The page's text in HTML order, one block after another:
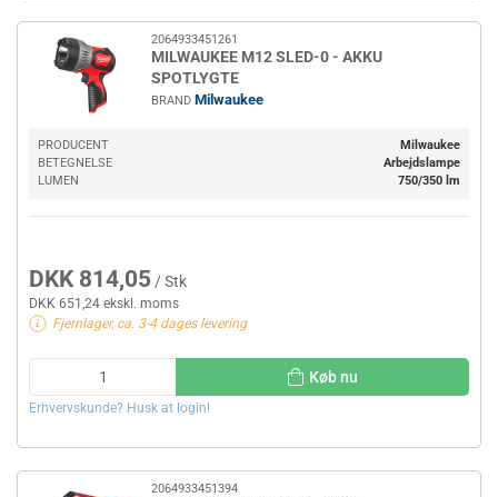
2064933451261
MILWAUKEE M12 SLED-0 - AKKU
SPOTLYGTE
BRAND Milwaukee
PRODUCENT
Milwaukee
BETEGNELSE
Arbejdslampe
LUMEN
750/350 lm
DKK 814,05 / Stk
DKK 651,24 ekskl. moms
Fjernlager, ca. 3-4 dages levering
Køb nu
Erhvervskunde? Husk at login!
2064933451394